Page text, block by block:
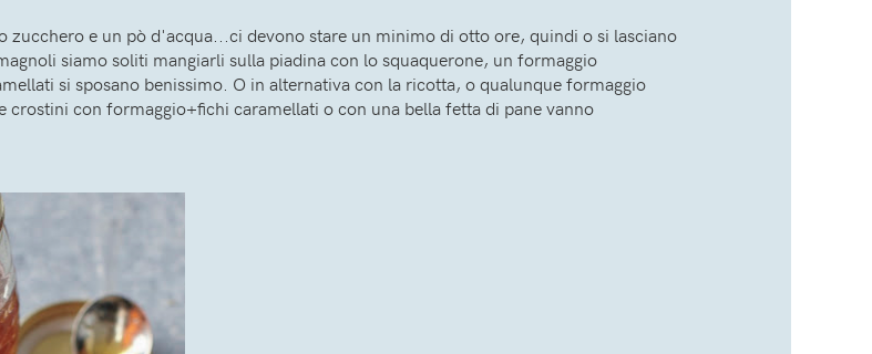
zucchero e un pò d'acqua...ci devono stare un minimo di otto ore, quindi o si lasciano
siamo soliti mangiarli sulla piadina con lo squaquerone, un formaggio
si sposano benissimo. O in alternativa con la ricotta, o qualunque formaggio
crostini con formaggio+fichi caramellati o con una bella fetta di pane vanno